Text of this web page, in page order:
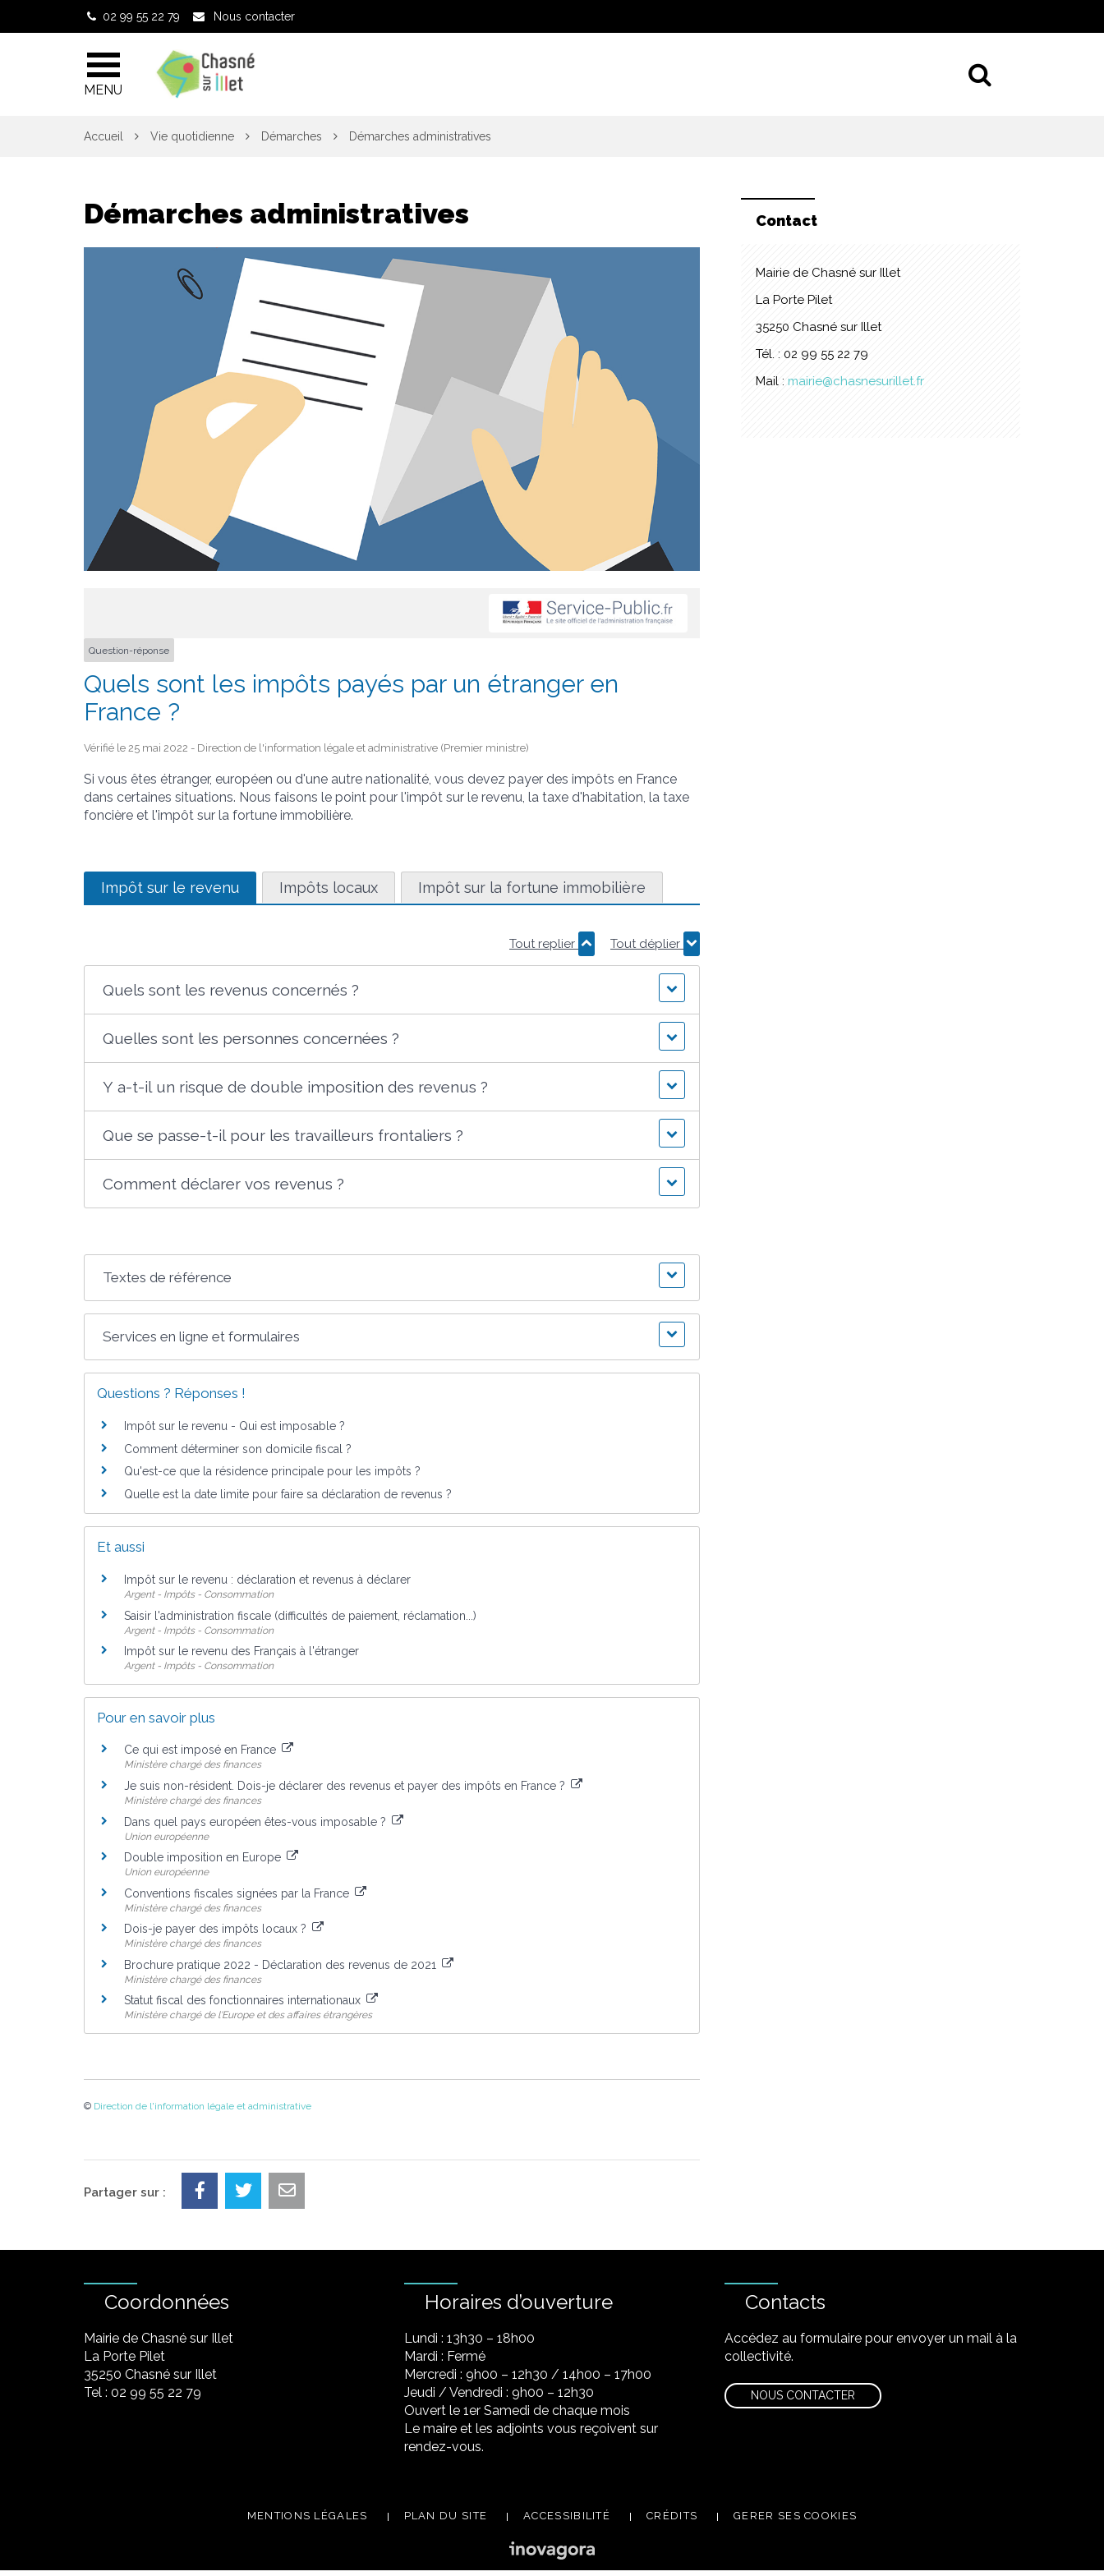
02 99 55 22 79 Nous contacter
MENU
Accueil Vie quotidienne Démarches Démarches administratives
Démarches administratives
Question-réponse
Quels sont les impôts payés par un étranger en
France ?
Vérifié le 25 mai 2022 - Direction de l'information légale et administrative (Premier ministre)
Si vous êtes étranger, européen ou d'une autre nationalité, vous devez payer des impôts en France
dans certaines situations. Nous faisons le point pour l'impôt sur le revenu, la taxe d'habitation, la taxe
foncière et l'impôt sur la fortune immobilière.
Impôt sur le revenu Impôts locaux Impôt sur la fortune immobilière
Tout replier Tout déplier
Quels sont les revenus concernés ?
Quelles sont les personnes concernées ?
Y a-t-il un risque de double imposition des revenus ?
Que se passe-t-il pour les travailleurs frontaliers ?
Comment déclarer vos revenus ?
Textes de référence
Services en ligne et formulaires
Questions ? Réponses !
Impôt sur le revenu - Qui est imposable ?
Comment déterminer son domicile fiscal ?
Qu'est-ce que la résidence principale pour les impôts ?
Quelle est la date limite pour faire sa déclaration de revenus ?
Et aussi
Impôt sur le revenu : déclaration et revenus à déclarer
Argent - Impôts - Consommation
Saisir l'administration fiscale (difficultés de paiement, réclamation...)
Argent - Impôts - Consommation
Impôt sur le revenu des Français à l'étranger
Argent - Impôts - Consommation
Pour en savoir plus
Ce qui est imposé en France
Ministère chargé des finances
Je suis non-résident. Dois-je déclarer des revenus et payer des impôts en France ?
Ministère chargé des finances
Dans quel pays européen êtes-vous imposable ?
Union européenne
Double imposition en Europe
Union européenne
Conventions fiscales signées par la France
Ministère chargé des finances
Dois-je payer des impôts locaux ?
Ministère chargé des finances
Brochure pratique 2022 - Déclaration des revenus de 2021
Ministère chargé des finances
Statut fiscal des fonctionnaires internationaux
Ministère chargé de l'Europe et des affaires étrangères
© Direction de l'information légale et administrative
Contact
Mairie de Chasné sur Illet
La Porte Pilet
35250 Chasné sur Illet
Tél. : 02 99 55 22 79
Mail : mairie@chasnesurillet.fr
Partager sur :
Coordonnées
Mairie de Chasné sur Illet
La Porte Pilet
35250 Chasné sur Illet
Tel : 02 99 55 22 79
Horaires d’ouverture
Lundi : 13h30 – 18h00
Mardi : Fermé
Mercredi : 9h00 – 12h30 / 14h00 – 17h00
Jeudi / Vendredi : 9h00 – 12h30
Ouvert le 1er Samedi de chaque mois
Le maire et les adjoints vous reçoivent sur
rendez-vous.
Contacts
Accédez au formulaire pour envoyer un mail à la
collectivité.
NOUS CONTACTER
MENTIONS LÉGALES PLAN DU SITE ACCESSIBILITÉ CRÉDITS GERER SES COOKIES